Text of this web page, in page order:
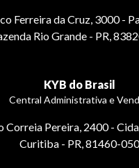
Ferreira da Cruz, 3000 -
Rio Grande - PR,
KYB do Brasil
Central Administrativa e
Correia Pereira, 2400 -
Curitiba - PR, 81460-050